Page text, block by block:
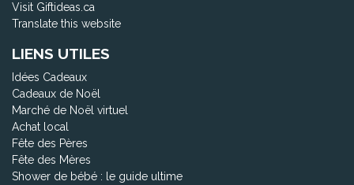
Visit Giftideas.ca
Translate this website
LIENS UTILES
Idées Cadeaux
Cadeaux de Noël
Marché de Noël virtuel
Achat local
Fête des Pères
Fête des Mères
Shower de bébé : le guide ultime